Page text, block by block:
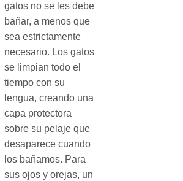
gatos no se les debe
bañar, a menos que
sea estrictamente
necesario. Los gatos
se limpian todo el
tiempo con su
lengua, creando una
capa protectora
sobre su pelaje que
desaparece cuando
los bañamos. Para
sus ojos y orejas, un